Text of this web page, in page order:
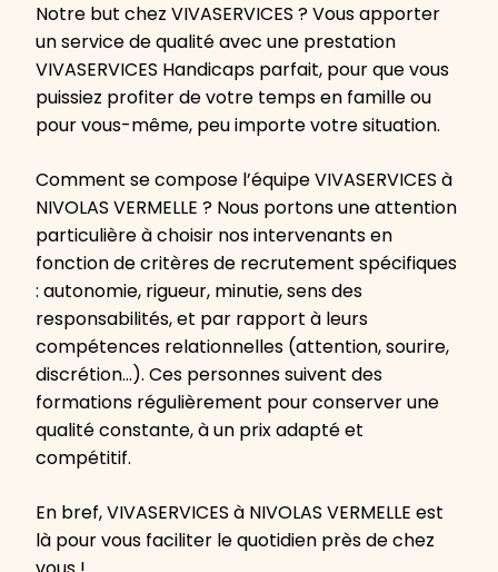
Notre but chez VIVASERVICES ? Vous apporter
un service de qualité avec une prestation
VIVASERVICES Handicaps parfait, pour que vous
puissiez profiter de votre temps en famille ou
pour vous-même, peu importe votre situation.
Comment se compose l’équipe VIVASERVICES à
NIVOLAS VERMELLE ? Nous portons une attention
particulière à choisir nos intervenants en
fonction de critères de recrutement spécifiques
: autonomie, rigueur, minutie, sens des
responsabilités, et par rapport à leurs
compétences relationnelles (attention, sourire,
discrétion…). Ces personnes suivent des
formations régulièrement pour conserver une
qualité constante, à un prix adapté et
compétitif.
En bref, VIVASERVICES à NIVOLAS VERMELLE est
là pour vous faciliter le quotidien près de chez